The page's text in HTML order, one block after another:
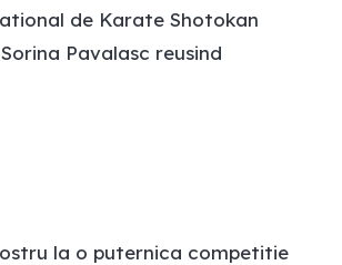
de Karate Shotokan
Pavalasc reusind
la o puternica competitie